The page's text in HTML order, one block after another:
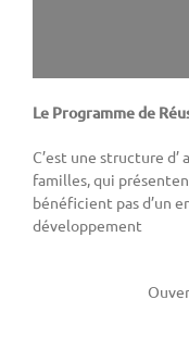
Le Programme de
C’est une structure
familles, qui
bénéficient pas d’un
développement